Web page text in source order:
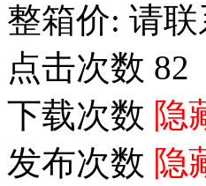
整箱价: 请联
点击次数 82
下载次数 隐
发布次数 隐